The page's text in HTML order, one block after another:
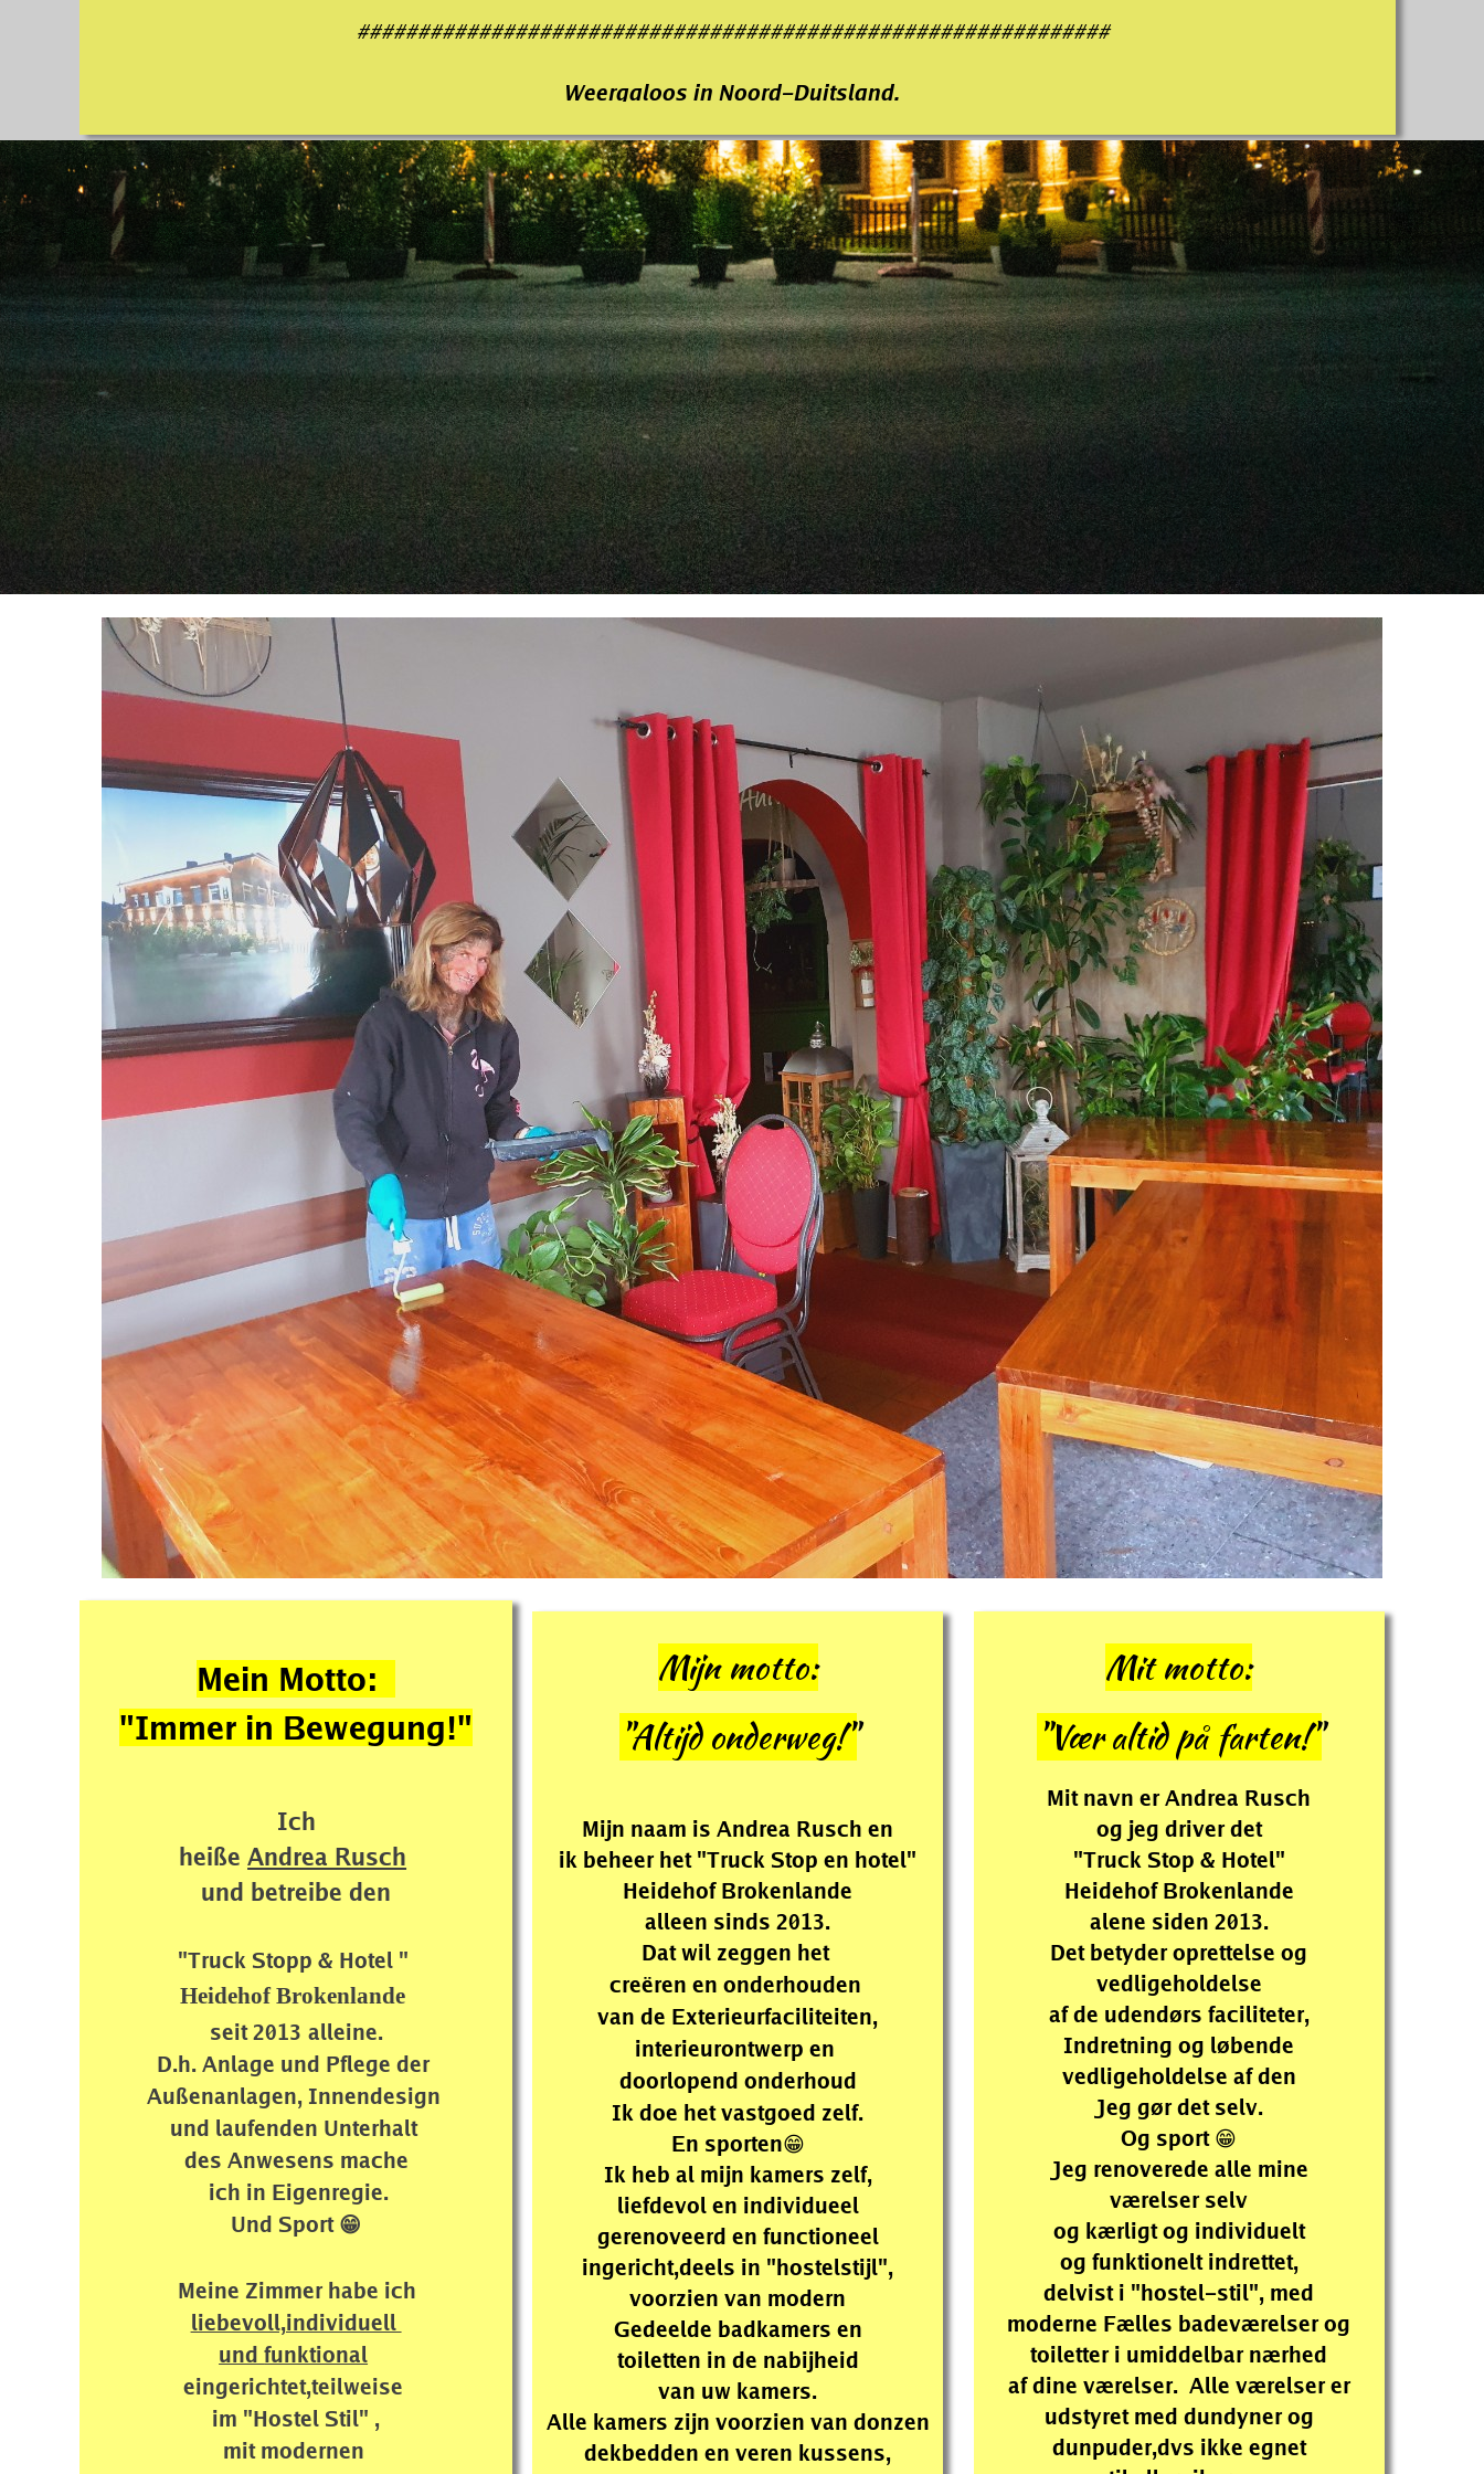
##############################################################
Weergaloos in Noord-Duitsland.
voor de kapiteins van de wegen
De “drukste” vrachtwagenstopplaats
tussen Nederland en Noorwegen
###############################################################
Matchløs i Nordtyskland. Indkvartering og
Rastepladser for kaptajnerne på vejene
Det "travleste" lastbilstoppested
mellem Holland og Norge
Mein Motto:
"Immer in Bewegung!"
Ich
heiße Andrea Rusch
und betreibe den
"Truck Stopp & Hotel "
Heidehof Brokenlande
seit 2013 alleine.
D.h. Anlage und Pflege der
Außenanlagen, Innendesign
und laufenden Unterhalt
des Anwesens mache
ich in Eigenregie.
Und Sport 😁
Meine Zimmer habe ich
liebevoll,individuell
und funktional
eingerichtet,teilweise
im "Hostel Stil" ,
mit modernen
Mijn motto:
"Altijd onderweg!"
Mijn naam is Andrea Rusch en
ik beheer het "Truck Stop en hotel"
Heidehof Brokenlande
alleen sinds 2013.
Dat wil zeggen het
creëren en onderhouden
van de Exterieurfaciliteiten,
interieurontwerp en
doorlopend onderhoud
Ik doe het vastgoed zelf.
En sporten😁
Ik heb al mijn kamers zelf,
liefdevol en individueel
gerenoveerd en functioneel
ingericht,deels in "hostelstijl",
voorzien van modern
Gedeelde badkamers en
toiletten in de nabijheid
van uw kamers.
Alle kamers zijn voorzien van donzen
dekbedden en veren kussens,
Mit motto:
"Vær altid på farten!"
Mit navn er Andrea Rusch
og jeg driver det
"Truck Stop & Hotel"
Heidehof Brokenlande
alene siden 2013.
Det betyder oprettelse og
vedligeholdelse
af de udendørs faciliteter,
Indretningog løbende
vedligeholdelse af den
Jeg gør det selv.
Og sport 😁
Jeg renoverede alle mine
værelser selv
og kærligt og individuelt
og funktionelt indrettet,
delvist i "hostel-stil", med
moderne Fælles badeværelser og
toiletter i umiddelbar nærhed
af dine værelser. Alle værelser er
udstyret med dundyner og
dunpuder,dvs ikke egnet